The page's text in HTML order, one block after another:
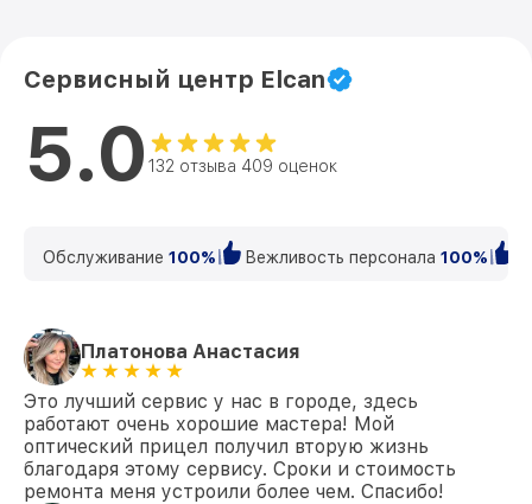
Сервисный центр Elcan
5.0 132 отзыва 409 оценок
Обслуживание 100% Вежливость персонала 100%
Платонова Анастасия
Это лучший сервис у нас в городе, здесь
работают очень хорошие мастера! Мой
оптический прицел получил вторую жизнь
благодаря этому сервису. Сроки и стоимость
ремонта меня устроили более чем. Спасибо!